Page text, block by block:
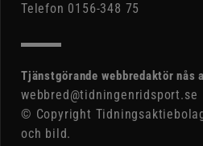
Telefon 0156-348 75
Tjänstgörande webbredaktör nås
webbred@tidningenridsport.se
© Copyright
och bild.